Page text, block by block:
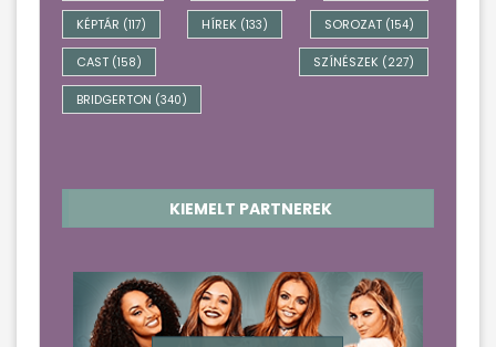
KÉPTÁR (117) HÍREK (133) SOROZAT (154)
CAST (158) SZÍNÉSZEK (227)
BRIDGERTON (340)
KIEMELT PARTNEREK